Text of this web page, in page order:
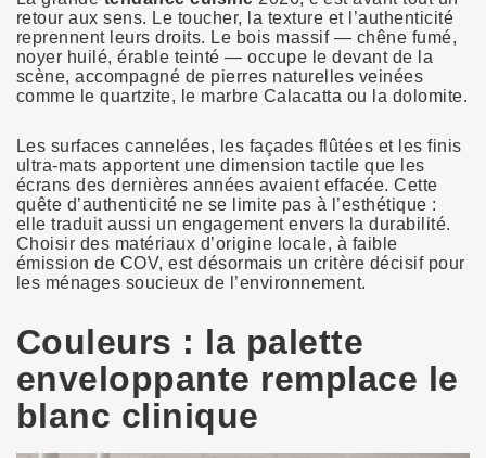
retour aux sens. Le toucher, la texture et l’authenticité
reprennent leurs droits. Le bois massif — chêne fumé,
noyer huilé, érable teinté — occupe le devant de la
scène, accompagné de pierres naturelles veinées
comme le quartzite, le marbre Calacatta ou la dolomite.
Les surfaces cannelées, les façades flûtées et les finis
ultra-mats apportent une dimension tactile que les
écrans des dernières années avaient effacée. Cette
quête d’authenticité ne se limite pas à l’esthétique :
elle traduit aussi un engagement envers la durabilité.
Choisir des matériaux d’origine locale, à faible
émission de COV, est désormais un critère décisif pour
les ménages soucieux de l’environnement.
Couleurs : la palette
enveloppante remplace le
blanc clinique